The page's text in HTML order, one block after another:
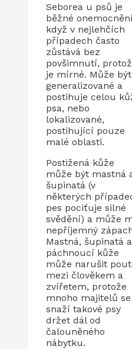
Seborea u psů je
běžné
když v nejlehčích
případech často
zůstává bez
povšimnutí,
je mírné. Může být
generalizované a
postihuje celou
psa, nebo
lokalizované,
postihující pouze
malé oblasti.
Postižená kůže
může být mastná
šupinatá (v
některých
pes pociťuje silné
svědění) a může
nepříjemný
Mastná, šupinatá a
páchnoucí kůže
může narušit
mezi člověkem a
zvířetem, protože
mnoho majitelů se
snaží takové psy
držet dál od
čalouněného
nábytku.